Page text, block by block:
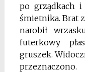
po grządkach i
śmietnika. Brat
narobił
futerkowy
gruszek.
przeznaczono.